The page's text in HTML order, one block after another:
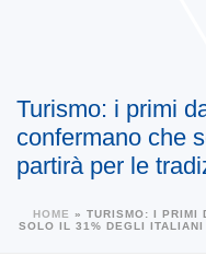
Turismo: i primi
confermano che
partirà per le
HOME » TURISMO: I PRIMI
SOLO IL 31% DEGLI ITALIANI